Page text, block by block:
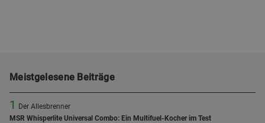
Meistgelesene Beiträge
1
Der Allesbrenner
MSR Whisperlite Universal Combo: Ein Multifuel-Kocher im Test